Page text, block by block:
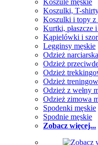
Koszule męskie
Koszulki, T-
Koszulki i topy
Kurtki, płaszcze
Kąpielówki i
Legginsy męskie
Odzież
Odzież
Odzież
Odzież
Odzież z wełny
Odzież zimowa
Spodenki męskie
Spodnie męskie
Zobacz więcej...